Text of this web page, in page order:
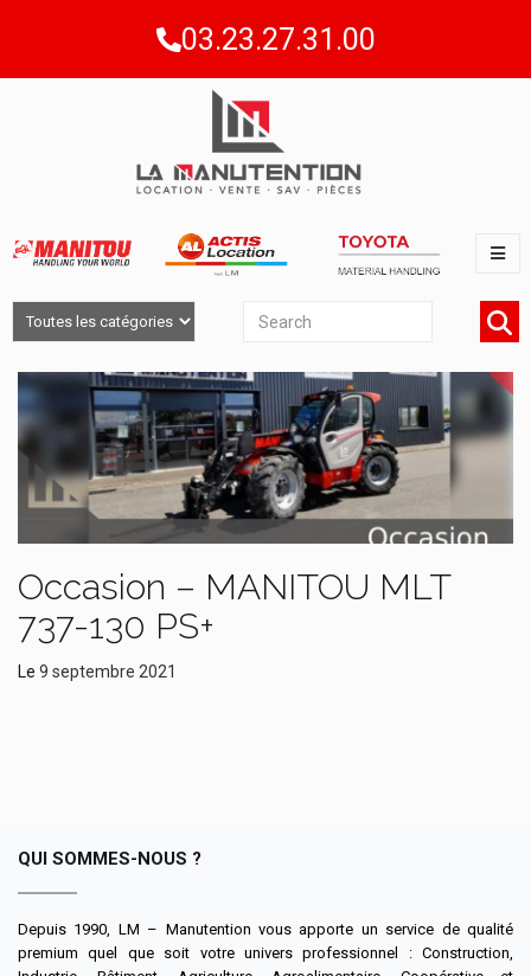
03.23.27.31.00
Occasion – MANITOU MLT
737-130 PS+
Le 9 septembre 2021
QUI SOMMES-NOUS ?
Depuis 1990, LM – Manutention vous apporte un service de qualité
premium quel que soit votre univers professionnel : Construction,